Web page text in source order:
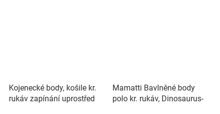
Kojenecké body, košile kr.
rukáv zapínání uprostřed
Mamatti Bavlněné body
polo kr. rukáv, Dinosaurus-